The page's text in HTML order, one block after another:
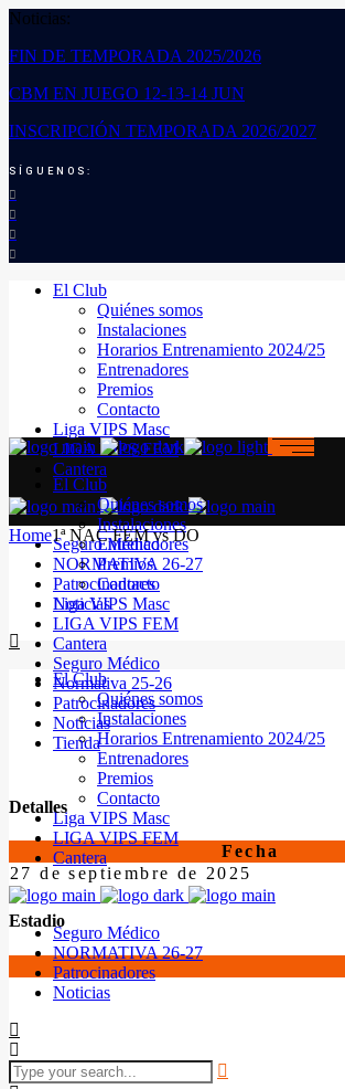
Noticias:
FIN DE TEMPORADA 2025/2026
CBM EN JUEGO 12-13-14 JUN
INSCRIPCIÓN TEMPORADA 2026/2027
SÍGUENOS:
El Club
Quiénes somos
Instalaciones
Horarios Entrenamiento 2024/25
Entrenadores
Premios
Contacto
Liga VIPS Masc
LIGA VIPS FEM
Cantera
Seguro Médico
NORMATIVA 26-27
Patrocinadores
Noticias
El Club
Quiénes somos
Instalaciones
Horarios Entrenamiento 2024/25
Entrenadores
Premios
Contacto
Liga VIPS Masc
LIGA VIPS FEM
Cantera
Seguro Médico
NORMATIVA 26-27
Patrocinadores
Noticias
El Club
Quiénes somos
Instalaciones
Entrenadores
Premios
Contacto
Liga VIPS Masc
LIGA VIPS FEM
Cantera
Seguro Médico
Normativa 25-26
Patrocinadores
Noticias
Tienda
Home1ª NAC FEM vs DO
Detalles
Fecha
27 de septiembre de 2025
Estadio